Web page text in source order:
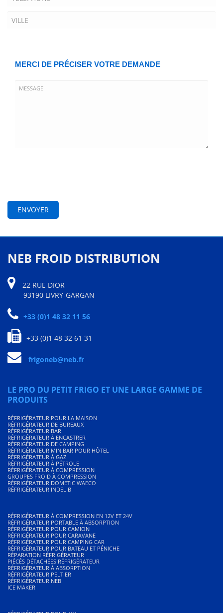
MERCI DE PRÉCISER VOTRE DEMANDE
NEB FROID DISTRIBUTION
22 RUE DIOR
93190 LIVRY-GARGAN
+33 (0)1 48 32 11 56
+33 (0)1 48 32 61 31
frigoneb@neb.fr
LE PRO DU PETIT FRIGO ET UNE LARGE GAMME DE
PRODUITS
RÉFRIGÉRATEUR POUR LA MAISON
RÉFRIGÉRATEUR DE BUREAUX
RÉFRIGÉRATEUR BAR
RÉFRIGÉRATEUR À ENCASTRER
RÉFRIGÉRATEUR DE CAMPING
RÉFRIGÉRATEUR MINIBAR POUR HÔTEL
RÉFRIGÉRATEUR À GAZ
RÉFRIGÉRATEUR À PÉTROLE
RÉFRIGÉRATEUR À COMPRESSION
GROUPES FROID À COMPRESSION
RÉFRIGÉRATEUR DOMETIC WAECO
RÉFRIGÉRATEUR INDEL B
RÉFRIGÉRATEUR À COMPRESSION EN 12V ET 24V
RÉFRIGÉRATEUR PORTABLE À ABSORPTION
RÉFRIGÉRATEUR POUR CAMION
RÉFRIGÉRATEUR POUR CARAVANE
RÉFRIGÉRATEUR POUR CAMPING CAR
RÉFRIGÉRATEUR POUR BATEAU ET PÉNICHE
RÉPARATION RÉFRIGÉRATEUR
PIÉCÉS DÉTACHÉES RÉFRIGÉRATEUR
RÉFRIGÉRATEUR À ABSORPTION
RÉFRIGÉRATEUR PELTIER
RÉFRIGÉRATEUR NEB
ICE MAKER